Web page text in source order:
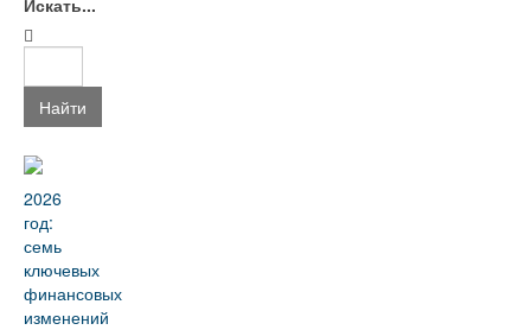
Искать...
Найти
2026
год:
семь
ключевых
финансовых
изменений